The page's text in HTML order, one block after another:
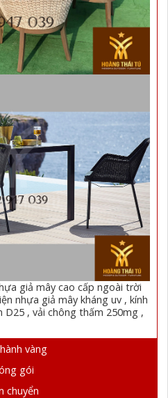
giả mây cao cấp ngoài trời
nhựa giả mây kháng uv , kính
, vải chông thấm 250mg ,
vàng
gói
chuyển